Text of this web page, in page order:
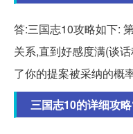
答:三国志10攻略如下:
关系,直到好感度满(谈
了你的提案被采纳的概
三国志10的详细攻